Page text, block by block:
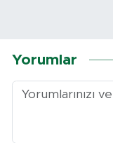
Yorumlar